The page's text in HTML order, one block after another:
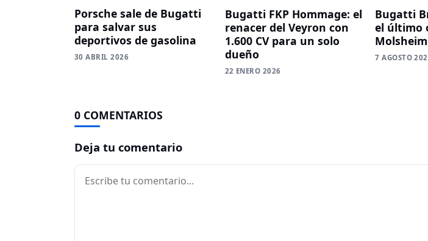
Porsche sale de Bugatti
para salvar sus
deportivos de gasolina
30 ABRIL 2026
Bugatti FKP Hommage: el
renacer del Veyron con
1.600 CV para un solo
dueño
22 ENERO 2026
Bugatti
el último
7 AGOSTO
0 COMENTARIOS
Deja tu comentario
Comentario